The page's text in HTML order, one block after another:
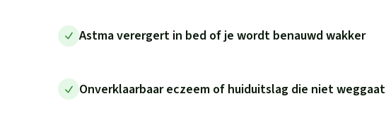
Astma verergert in bed of je wordt benauwd wakker
Onverklaarbaar eczeem of huiduitslag die niet weggaat